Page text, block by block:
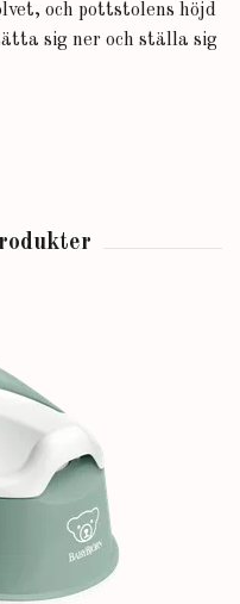
och pottstolens höjd
sig ner och ställa sig